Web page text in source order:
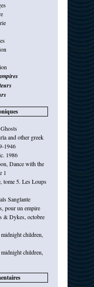
and other greek
1946
1986
Dance with the
1
tome 5. Les Loups
Sanglante
pour un empire
& Dykes, octobre
children,
children,